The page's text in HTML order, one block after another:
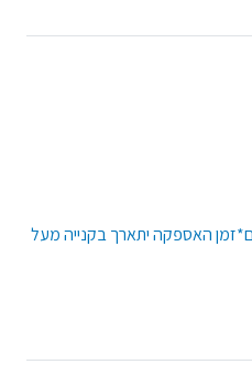
עד 5 ימי עסקים*זמן האספקה יתארך בקנייה מעל